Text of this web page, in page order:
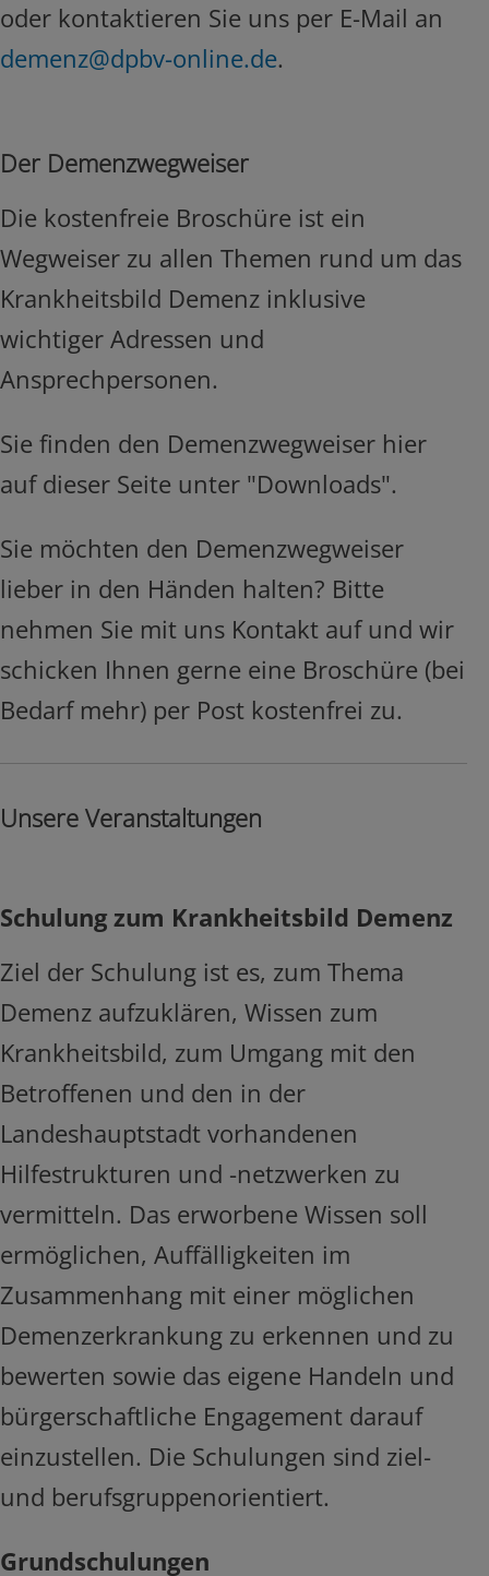
oder kontaktieren Sie uns per E-Mail an
demenz@dpbv-online.de.
Der Demenzwegweiser
Die kostenfreie Broschüre ist ein
Wegweiser zu allen Themen rund um das
Krankheitsbild Demenz inklusive
wichtiger Adressen und
Ansprechpersonen.
Sie finden den Demenzwegweiser hier
auf dieser Seite unter "Downloads".
Sie möchten den Demenzwegweiser
lieber in den Händen halten? Bitte
nehmen Sie mit uns Kontakt auf und wir
schicken Ihnen gerne eine Broschüre (bei
Bedarf mehr) per Post kostenfrei zu.
Unsere Veranstaltungen
Schulung zum Krankheitsbild Demenz
Ziel der Schulung ist es, zum Thema
Demenz aufzuklären, Wissen zum
Krankheitsbild, zum Umgang mit den
Betroffenen und den in der
Landeshauptstadt vorhandenen
Hilfestrukturen und -netzwerken zu
vermitteln. Das erworbene Wissen soll
ermöglichen, Auffälligkeiten im
Zusammenhang mit einer möglichen
Demenzerkrankung zu erkennen und zu
bewerten sowie das eigene Handeln und
bürgerschaftliche Engagement darauf
einzustellen. Die Schulungen sind ziel-
und berufsgruppenorientiert.
Grundschulungen